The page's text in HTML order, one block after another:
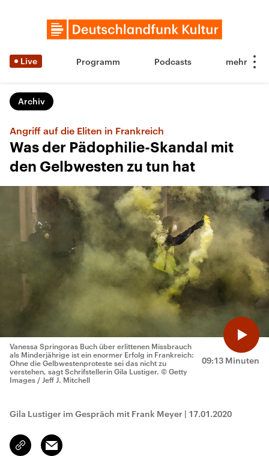
Live Programm Podcasts
Archiv
Angriff auf die Eliten in Frankreich
Was der Pädophilie-Skandal mit
den Gelbwesten zu tun hat
09:13 Minuten
Vanessa Springoras Buch über erlittenen Missbrauch
als Minderjährige ist ein enormer Erfolg in Frankreich:
Ohne die Gelbwestenproteste sei das nicht zu
verstehen, sagt Schrifstellerin Gila Lustiger. © Getty
Images / Jeff J. Mitchell
Gila Lustiger im Gespräch mit Frank Meyer | 17.01.2020
Link
kopieren/teilen
Email